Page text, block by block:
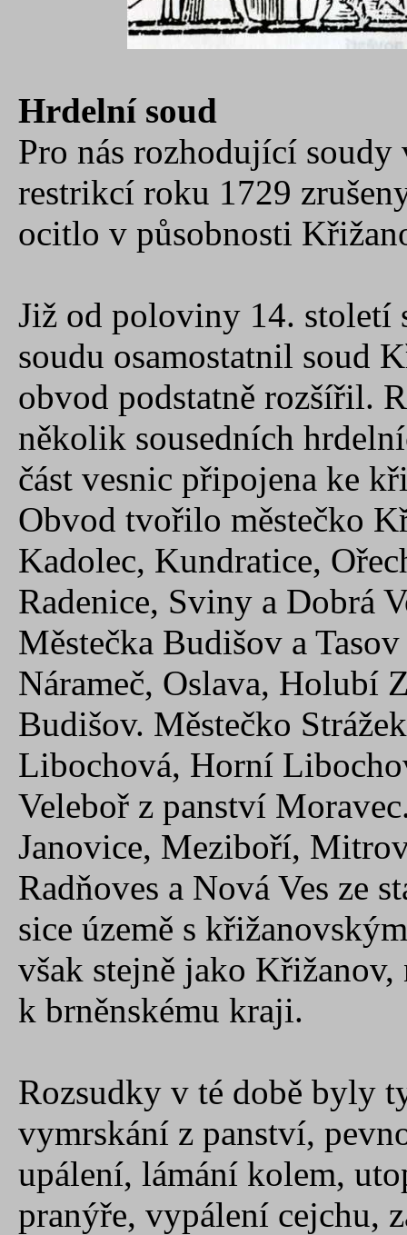
Hrdelní soud
Pro nás rozhodující
restrikcí roku 1729
ocitlo v působnosti
Již od poloviny 14. století
soudu osamostatnil soud
obvod podstatně rozšířil.
několik sousedních
část vesnic připojena ke
Obvod tvořilo městečko
Kadolec, Kundratice,
Radenice, Sviny a Dobrá
Městečka Budišov a
Nárameč, Oslava, Holubí
Budišov. Městečko
Libochová, Horní
Veleboř z panství
Janovice, Meziboří,
Radňoves a Nová Ves ze
sice územě s
však stejně jako
k brněnskému kraji.
Rozsudky v té době byly
vymrskání z panství,
upálení, lámání kolem,
pranýře, vypálení cejchu,